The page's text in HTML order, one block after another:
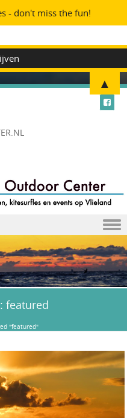
featured
"featured"
- don't miss the fun!
▲